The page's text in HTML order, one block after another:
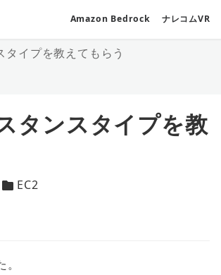
Amazon Bedrock ナレコムVR
イプを教えてもらう
タンスタイプを教
カテゴリー
EC2